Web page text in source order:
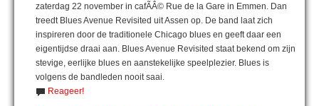
zaterdag 22 november in cafÃÂ© Rue de la Gare in Emmen. Dan
treedt Blues Avenue Revisited uit Assen op. De band laat zich
inspireren door de traditionele Chicago blues en geeft daar een
eigentijdse draai aan. Blues Avenue Revisited staat bekend om zijn
stevige, eerlijke blues en aanstekelijke speelplezier. Blues is
volgens de bandleden nooit saai.
Reageer!